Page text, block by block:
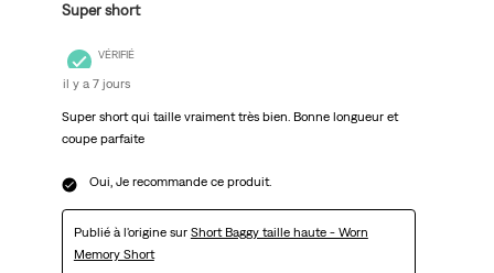
Super short
VÉRIFIÉ
il y a 7 jours
Super short qui taille vraiment très bien. Bonne longueur et
coupe parfaite
Oui, Je recommande ce produit.
Publié à l'origine sur Short Baggy taille haute - Worn
Memory Short